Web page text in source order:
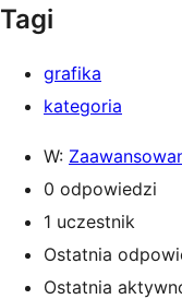
Tagi
grafika
kategoria
W:
0 odpowiedzi
1 uczestnik
Ostatnia
Ostatnia